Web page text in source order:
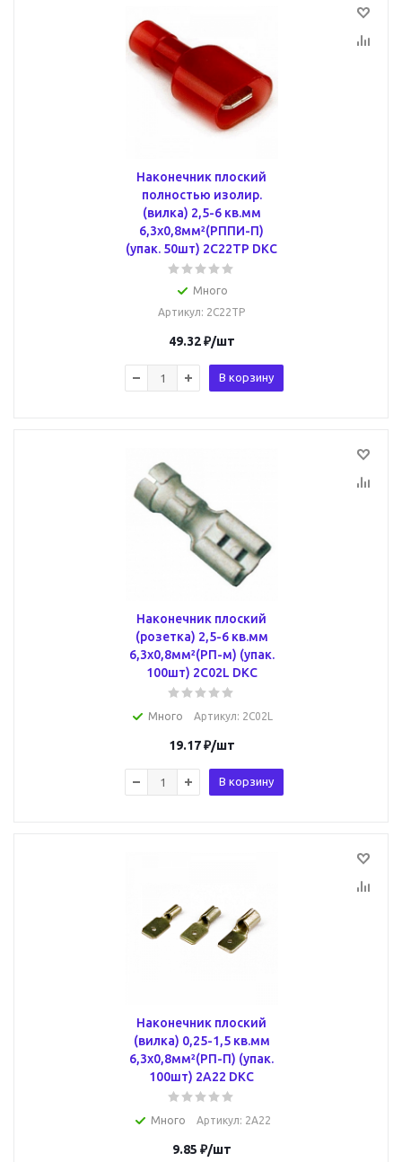
Наконечник плоский
полностью изолир.
(вилка) 2,5-6 кв.мм
6,3х0,8мм²(РППИ-П)
(упак. 50шт) 2C22TP DKC
Много
Артикул: 2C22TP
49.32₽/шт
В корзину
Наконечник плоский
(розетка) 2,5-6 кв.мм
6,3х0,8мм²(РП-м) (упак.
100шт) 2C02L DKC
Много Артикул: 2C02L
19.17₽/шт
В корзину
Наконечник плоский
(вилка) 0,25-1,5 кв.мм
6,3х0,8мм²(РП-П) (упак.
100шт) 2A22 DKC
Много Артикул: 2A22
9.85 ₽/шт